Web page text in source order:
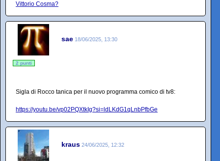
Vittorio Cosma?
sae 18/06/2025, 13:30
2 punti
Sigla di Rocco tanica per il nuovo programma comico di tv8:
https://youtu.be/vp02PQXtkIg?si=ldLKdG1qLnbPfbGe
kraus 24/06/2025, 12:32